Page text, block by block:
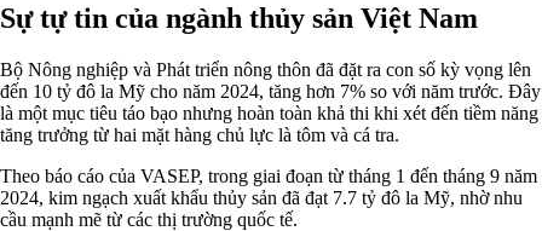
Sự tự tin của ngành thủy sản Việt Nam
Bộ Nông nghiệp và Phát triển nông thôn đã đặt ra con số kỳ vọng lên
đến 10 tỷ đô la Mỹ cho năm 2024, tăng hơn 7% so với năm trước. Đây
là một mục tiêu táo bạo nhưng hoàn toàn khả thi khi xét đến tiềm năng
tăng trưởng từ hai mặt hàng chủ lực là tôm và cá tra.
Theo báo cáo của VASEP, trong giai đoạn từ tháng 1 đến tháng 9 năm
2024, kim ngạch xuất khẩu thủy sản đã đạt 7.7 tỷ đô la Mỹ, nhờ nhu
cầu mạnh mẽ từ các thị trường quốc tế.